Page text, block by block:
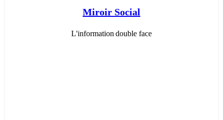
Miroir Social
L'information double face